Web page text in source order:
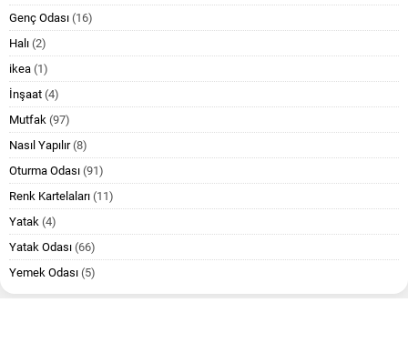
Genç Odası (16)
Halı (2)
ikea (1)
İnşaat (4)
Mutfak (97)
Nasıl Yapılır(8)
Oturma Odası (91)
Renk Kartelaları (11)
Yatak (4)
Yatak Odası (66)
Yemek Odası (5)